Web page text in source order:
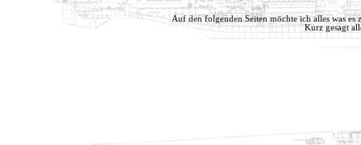
Auf den folgenden Seiten möchte ich alles was
Kurz gesagt